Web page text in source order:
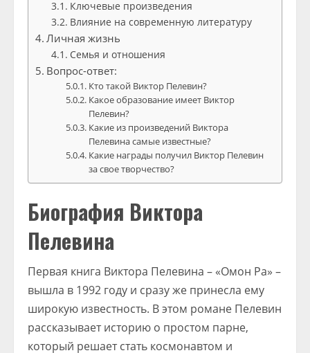
Ключевые произведения
Влияние на современную литературу
Личная жизнь
Семья и отношения
Вопрос-ответ:
Кто такой Виктор Пелевин?
Какое образование имеет Виктор
Пелевин?
Какие из произведений Виктора
Пелевина самые известные?
Какие награды получил Виктор Пелевин
за свое творчество?
Биография Виктора
Пелевина
Первая книга Виктора Пелевина – «Омон Ра» –
вышла в 1992 году и сразу же принесла ему
широкую известность. В этом романе Пелевин
рассказывает историю о простом парне,
который решает стать космонавтом и